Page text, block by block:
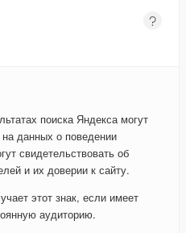
поиска Яндекса могут
данных о поведении
свидетельствовать об
и их доверии к сайту.
этот знак, если имеет
аудиторию.